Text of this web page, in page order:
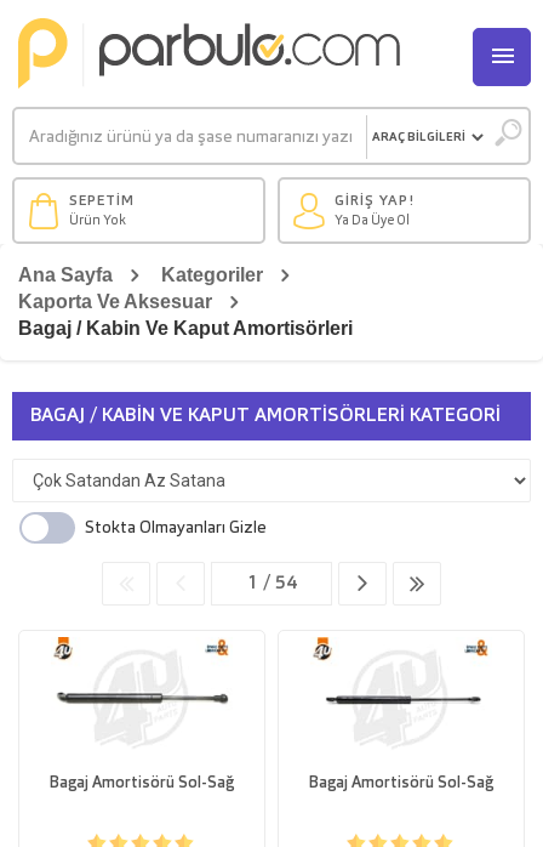
SEPETİM
Ürün Yok
GİRİŞ YAP!
Ya Da Üye Ol
Ana Sayfa
Kategoriler
Kaporta Ve Aksesuar
Bagaj / Kabin Ve Kaput Amortisörleri
BAGAJ / KABIN VE KAPUT AMORTISÖRLERI KATEGORI
Stokta Olmayanları Gizle
Bagaj Amortisörü Sol-Sağ Bagaj Amortisörü Sol-Sağ